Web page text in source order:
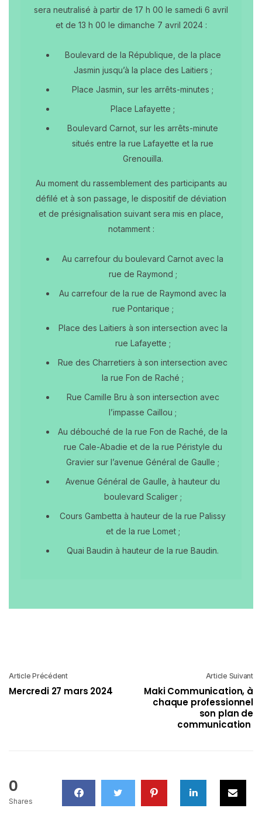
sera neutralisé à partir de 17 h 00 le samedi 6 avril
et de 13 h 00 le dimanche 7 avril 2024 :
Boulevard de la République, de la place
Jasmin jusqu’à la place des Laitiers ;
Place Jasmin, sur les arrêts-minutes ;
Place Lafayette ;
Boulevard Carnot, sur les arrêts-minute
situés entre la rue Lafayette et la rue
Grenouilla.
Au moment du rassemblement des participants au
défilé et à son passage, le dispositif de déviation
et de présignalisation suivant sera mis en place,
notamment :
Au carrefour du boulevard Carnot avec la
rue de Raymond ;
Au carrefour de la rue de Raymond avec la
rue Pontarique ;
Place des Laitiers à son intersection avec la
rue Lafayette ;
Rue des Charretiers à son intersection avec
la rue Fon de Raché ;
Rue Camille Bru à son intersection avec
l’impasse Caillou ;
Au débouché de la rue Fon de Raché, de la
rue Cale-Abadie et de la rue Péristyle du
Gravier sur l’avenue Général de Gaulle ;
Avenue Général de Gaulle, à hauteur du
boulevard Scaliger ;
Cours Gambetta à hauteur de la rue Palissy
et de la rue Lomet ;
Quai Baudin à hauteur de la rue Baudin.
Article Précédent
Mercredi 27 mars 2024
Article Suivant
Maki Communication, à
chaque professionnel
son plan de
communication
0
Shares